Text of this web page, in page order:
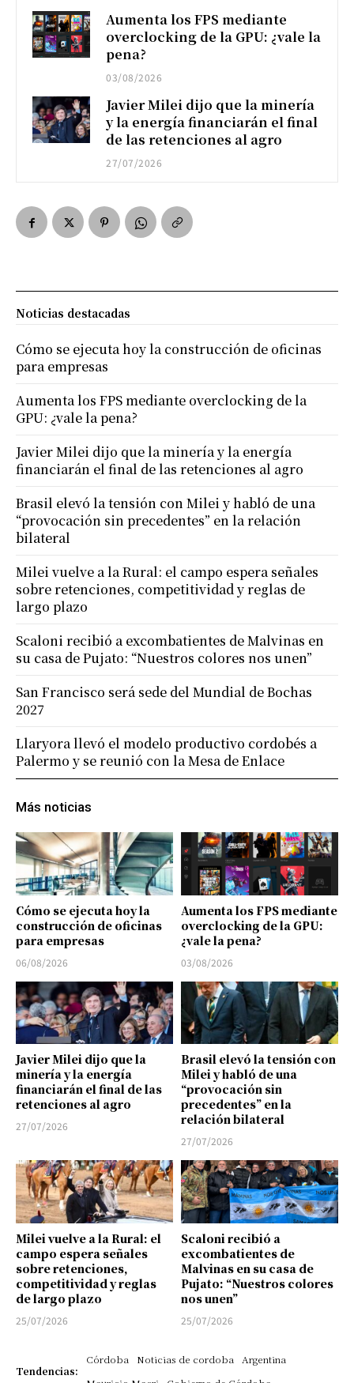
Aumenta los FPS mediante
overclocking de la GPU: ¿vale la
pena?
03/08/2026
Javier Milei dijo que la minería
y la energía financiarán el final
de las retenciones al agro
27/07/2026
Más noticias
Cómo se ejecuta hoy la
construcción de oficinas
para empresas
06/08/2026
Aumenta los FPS mediante
overclocking de la GPU:
¿vale la pena?
03/08/2026
Javier Milei dijo que la
minería y la energía
financiarán el final de las
retenciones al agro
27/07/2026
Brasil elevó la tensión con
Milei y habló de una
“provocación sin
precedentes” en la
relación bilateral
27/07/2026
Milei vuelve a la Rural: el
campo espera señales
sobre retenciones,
competitividad y reglas
de largo plazo
25/07/2026
Scaloni recibió a
excombatientes de
Malvinas en su casa de
Pujato: “Nuestros colores
nos unen”
25/07/2026
Tendencias:
Córdoba Noticias de cordoba
Argentina
Noticias destacadas
Cómo se ejecuta hoy la construcción de oficinas
para empresas
Aumenta los FPS mediante overclocking de la
GPU: ¿vale la pena?
Javier Milei dijo que la minería y la energía
financiarán el final de las retenciones al agro
Brasil elevó la tensión con Milei y habló de una
“provocación sin precedentes” en la relación
bilateral
Milei vuelve a la Rural: el campo espera señales
sobre retenciones, competitividad y reglas de
largo plazo
Scaloni recibió a excombatientes de Malvinas en
su casa de Pujato: “Nuestros colores nos unen”
San Francisco será sede del Mundial de Bochas
2027
Llaryora llevó el modelo productivo cordobés a
Palermo y se reunió con la Mesa de Enlace